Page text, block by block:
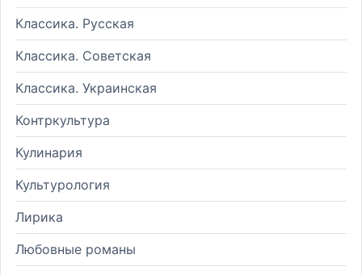
Классика. Русская
Классика. Советская
Классика. Украинская
Контркультура
Кулинария
Культурология
Лирика
Любовные романы